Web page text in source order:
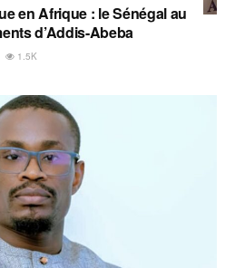
en Afrique : le Sénégal au
d’Addis-Abeba
1.5K